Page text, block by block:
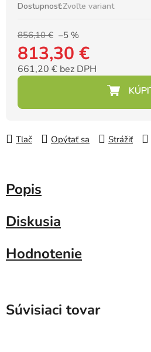
Dostupnosť:Zvoľte variant
856,10 € –5 %
813,30 €
661,20 € bez DPH
Tlač Opýtať sa Strážiť
Popis
Diskusia
Hodnotenie
Súvisiaci tovar